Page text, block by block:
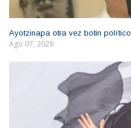
Ayotzinapa otra vez botin político
Ago 07, 2026